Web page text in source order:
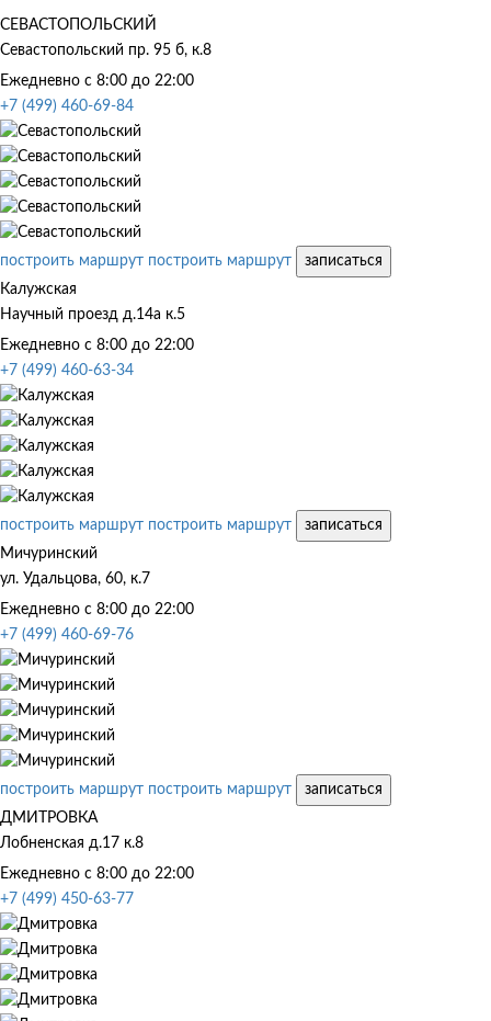
СЕВАСТОПОЛЬСКИЙ
Севастопольский пр. 95 б, к.8
Ежедневно с 8:00 до 22:00
+7 (499) 460-69-84
построить маршрут построить маршрут
записаться
Калужская
Научный проезд д.14а к.5
Ежедневно с 8:00 до 22:00
+7 (499) 460-63-34
построить маршрут построить маршрут
записаться
Мичуринский
ул. Удальцова, 60, к.7
Ежедневно с 8:00 до 22:00
+7 (499) 460-69-76
построить маршрут построить маршрут
записаться
ДМИТРОВКА
Лобненская д.17 к.8
Ежедневно с 8:00 до 22:00
+7 (499) 450-63-77